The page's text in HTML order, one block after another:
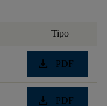
Tipo
download PDF
download PDF